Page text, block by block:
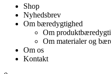
Shop
Nyhedsbrev
Om bæredygtighed
Om
Om materialer og
Om os
Kontakt